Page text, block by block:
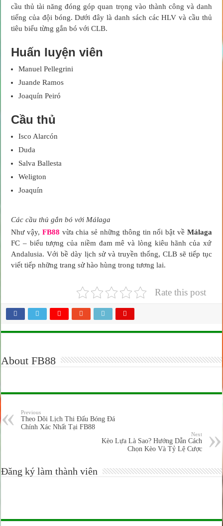
cầu thủ tài năng đóng góp quan trọng vào thành công và danh
tiếng của đội bóng. Dưới đây là danh sách các HLV và cầu thủ
tiêu biểu từng gắn bó với CLB.
Huấn luyện viên
Manuel Pellegrini
Juande Ramos
Joaquín Peiró
Cầu thủ
Isco Alarcón
Duda
Salva Ballesta
Weligton
Joaquín
Các cầu thủ gắn bó với Málaga
Như vậy, FB88 vừa chia sẻ những thông tin nổi bật về Málaga
FC – biểu tượng của niềm đam mê và lòng kiêu hãnh của xứ
Andalusia. Với bề dày lịch sử và truyền thống, CLB sẽ tiếp tục
viết tiếp những trang sử hào hùng trong tương lai.
Rate this post
About FB88
Previous
Theo Dõi Lịch Thi Đấu Bóng Đá
Chính Xác Nhất Tại FB88
Next
Kèo Lựa Là Sao? Hướng Dẫn Cách
Chọn Kèo Và Tỷ Lệ Cược
Đăng ký làm thành viên